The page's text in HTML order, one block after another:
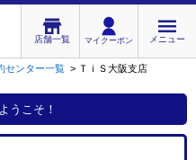
店舗一覧 マイクーポン メニュー
センター一覧 > ＴｉＳ大阪支店
うこそ！